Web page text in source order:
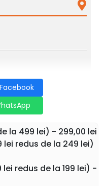
la 499 lei) - 299,00 lei
lei redus de la 249 lei)
redus de la 199 lei) -